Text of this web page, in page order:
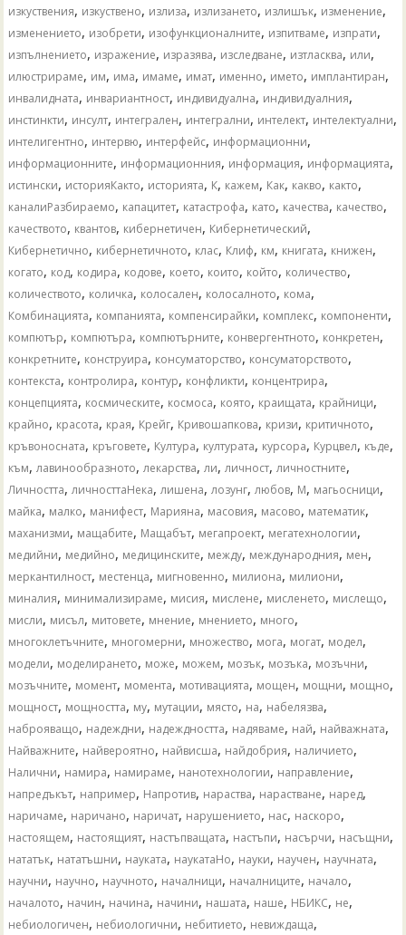
изкуствения, изкуствено, излиза, излизането, излишък, изменение,
изменението, изобрети, изофункционалните, изпитваме, изпрати,
изпълнението, изражение, изразява, изследване, изтласква, или,
илюстрираме, им, има, имаме, имат, именно, името, имплантиран,
инвалидната, инвариантност, индивидуална, индивидуалния,
инстинкти, инсулт, интегрален, интегрални, интелект, интелектуални,
интелигентно, интервю, интерфейс, информационни,
информационните, информационния, информация, информацията,
истински, историяКакто, историята, К, кажем, Как, какво, както,
каналиРазбираемо, капацитет, катастрофа, като, качества, качество,
качеството, квантов, кибернетичен, Кибернетический,
Кибернетично, кибернетичното, клас, Клиф, км, книгата, книжен,
когато, код, кодира, кодове, което, които, който, количество,
количеството, количка, колосален, колосалното, кома,
Комбинацията, компанията, компенсирайки, комплекс, компоненти,
компютър, компютъра, компютърните, конвергентното, конкретен,
конкретните, конструира, консуматорство, консуматорството,
контекста, контролира, контур, конфликти, концентрира,
концепцията, космическите, космоса, която, краищата, крайници,
крайно, красота, края, Крейг, Кривошапкова, кризи, критичното,
кръвоносната, кръговете, Култура, културата, курсора, Курцвел, къде,
към,лавинообразното,лекарства,ли,личност,личностните,
Личността,личносттаНека,лишена,лозунг,любов, М, магьосници,
майка, малко, манифест, Марияна, масовия, масово, математик,
маханизми, мащабите, Мащабът, мегапроект, мегатехнологии,
медийни, медийно, медицинските, между, международния, мен,
меркантилност, местенца, мигновенно, милиона, милиони,
миналия, минимализираме, мисия, мислене, мисленето, мислещо,
мисли, мисъл, митовете, мнение, мнението, много,
многоклетъчните, многомерни, множество, мога, могат, модел,
модели, моделирането, може, можем, мозък, мозъка, мозъчни,
мозъчните, момент, момента, мотивацията, мощен, мощни, мощно,
мощност, мощността, му, мутации, място, на, набелязва,
наброяващо, надеждни, надеждността, надяваме, най, найважната,
Найважните, найвероятно, найвисша, найдобрия, наличието,
Налични, намира, намираме, нанотехнологии, направление,
напредъкът, например, Напротив, нараства, нарастване, наред,
наричаме, наричано, наричат, нарушението, нас, наскоро,
настоящем, настоящият, настъпващата, настъпи, насърчи, насъщни,
нататък, нататъшни, науката, наукатаНо, науки, научен, научната,
научни, научно, научното, началници, началниците, начало,
началото, начин, начина, начини, нашата, наше, НБИКС, не,
небиологичен, небиологични, небитието, невиждаща,